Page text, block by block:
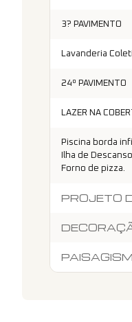
3? PAVIMENTO
Lavanderia
24º PAVIMENTO
LAZER NA
Piscina borda
Ilha de
Forno de pizza.
PROJETO